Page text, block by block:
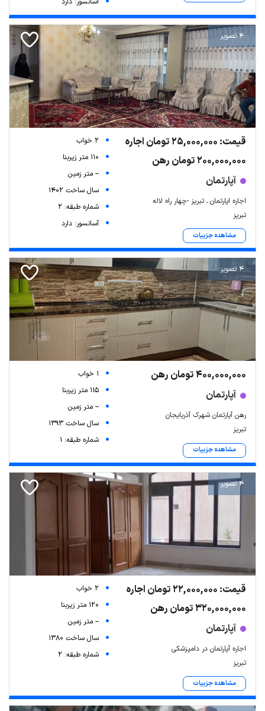
4 تصویر
قیمت: 25,000,000 تومان اجاره
200,000,000 تومان رهن
آپارتمان
اجاره اپارتمان ـ تبریز -چهار راه لاله
تبریز
مشاهده جزییات
2 خواب
110 متر زیربنا
-- متر زمین
سال ساخت 1402
شماره طبقه: 2
آسانسور: دارد
4 تصویر
400,000,000 تومان رهن
آپارتمان
رهن آپارتمان شهرک آذربایجان
تبریز
مشاهده جزییات
1 خواب
115 متر زیربنا
-- متر زمین
سال ساخت 1393
شماره طبقه: 1
4 تصویر
قیمت: 22,000,000 تومان اجاره
320,000,000 تومان رهن
آپارتمان
اجاره آپارتمان در دامپزشکی
تبریز
مشاهده جزییات
2 خواب
120 متر زیربنا
-- متر زمین
سال ساخت 1380
شماره طبقه: 2